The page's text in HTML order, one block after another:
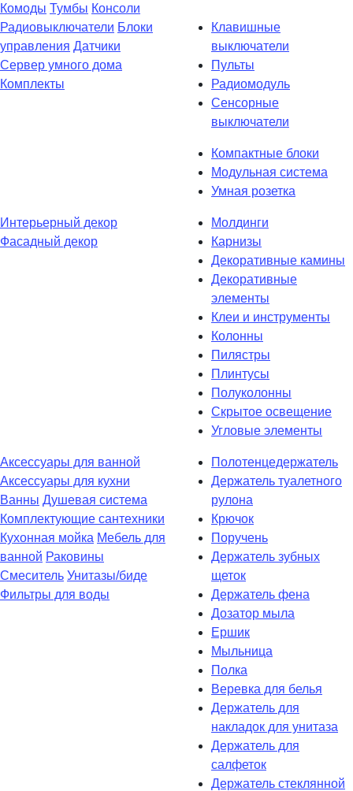
Комоды Тумбы Консоли
Радиовыключатели Блоки
управления Датчики
Сервер умного дома
Комплекты
Клавишные
выключатели
Пульты
Радиомодуль
Сенсорные
выключатели
Компактные блоки
Модульная система
Умная розетка
Интерьерный декор
Фасадный декор
Молдинги
Карнизы
Декоративные камины
Декоративные
элементы
Клеи и инструменты
Колонны
Пилястры
Плинтусы
Полуколонны
Скрытое освещение
Угловые элементы
Аксессуары для ванной
Аксессуары для кухни
Ванны Душевая система
Комплектующие сантехники
Кухонная мойка Мебель для
ванной Раковины
Смеситель Унитазы/биде
Фильтры для воды
Полотенцедержатель
Держатель туалетного
рулона
Крючок
Поручень
Держатель зубных
щеток
Держатель фена
Дозатор мыла
Eршик
Мыльница
Полка
Веревка для белья
Держатель для
накладок для унитаза
Держатель для
салфеток
Держатель стеклянной